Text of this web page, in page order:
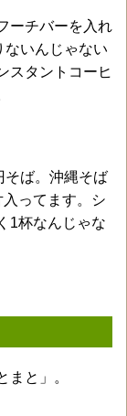
ーチバーを入れ
ないんじゃない
スタントコーヒ
そば。沖縄そば
ってます。シ
1杯なんじゃな
まと」。